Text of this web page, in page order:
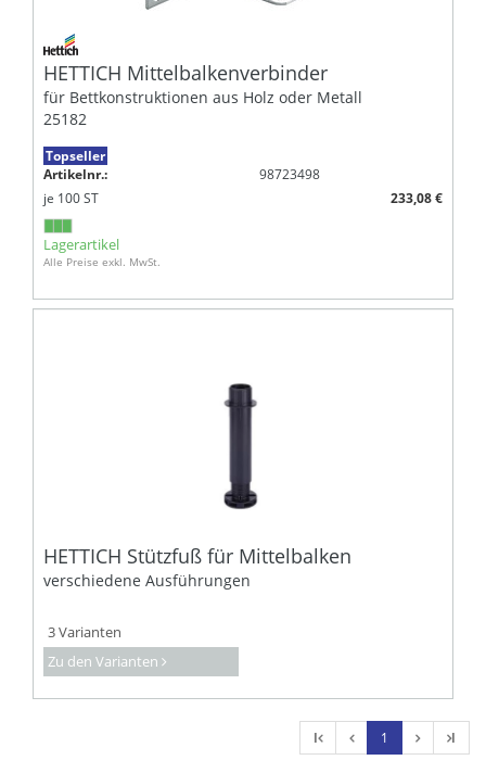
HETTICH Mittelbalkenverbinder
für Bettkonstruktionen aus Holz oder Metall
25182
Topseller
Artikelnr.:
98723498
je 100ST 233,08 €
Lagerartikel
Alle Preise exkl. MwSt.
HETTICH Stützfuß für Mittelbalken
verschiedene Ausführungen
3 Varianten
Zu den Varianten
l 1 l